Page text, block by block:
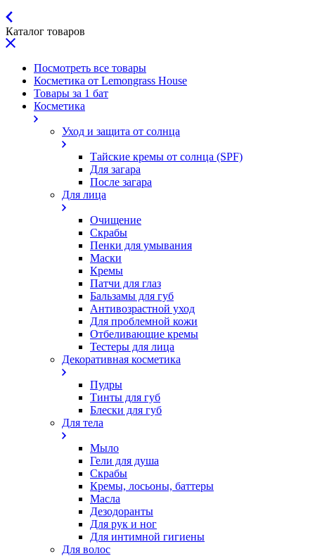
Каталог товаров
Посмотреть все товары
Косметика от Lemongrass House
Товары за 1 бат
Косметика
Уход и защита от солнца
Тайские кремы от солнца (SPF)
Для загара
После загара
Для лица
Очищение
Скрабы
Пенки для умывания
Маски
Кремы
Патчи для глаз
Бальзамы для губ
Антивозрастной уход
Для проблемной кожи
Oтбеливающие кремы
Тестеры для лица
Декоративная косметика
Пудры
Тинты для губ
Блески для губ
Для тела
Мыло
Гели для душа
Скрабы
Кремы, лосьоны, баттеры
Масла
Дезодоранты
Для рук и ног
Для интимной гигиены
Для волос